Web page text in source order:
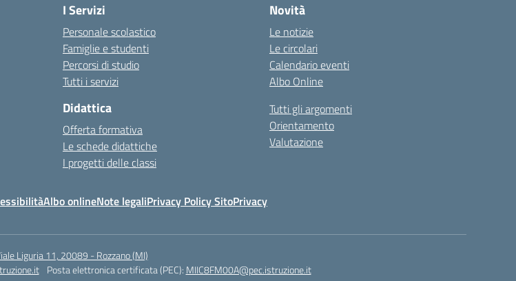
I Servizi
Personale scolastico
Famiglie e studenti
Percorsi di studio
Tutti i servizi
Didattica
Offerta formativa
Le schede didattiche
I progetti delle classi
Novità
Le notizie
Le circolari
Calendario eventi
Albo Online
Tutti gli argomenti
Orientamento
Valutazione
Albo onlineNote legaliPrivacy Policy SitoPrivacy
Liguria 11, 20089 - Rozzano (MI)
Posta elettronica certificata (PEC): MIIC8FM00A@pec.istruzione.it